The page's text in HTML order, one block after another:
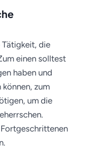
Tätigkeit, die
einen solltest
haben und
zum
um die